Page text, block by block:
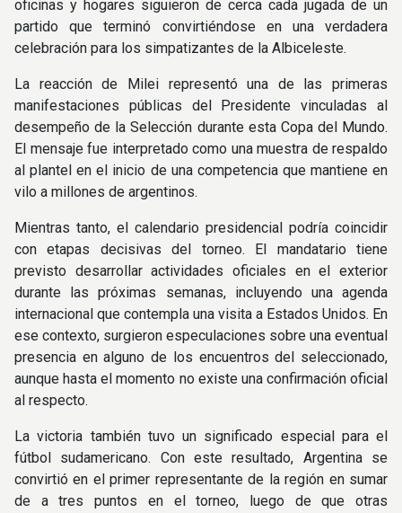
oficinas y hogares siguieron de cerca cada jugada de un
partido que terminó convirtiéndose en una verdadera
celebración para los simpatizantes de la Albiceleste.
La reacción de Milei representó una de las primeras
manifestaciones públicas del Presidente vinculadas al
desempeño de la Selección durante esta Copa del Mundo.
El mensaje fue interpretado como una muestra de respaldo
al plantel en el inicio de una competencia que mantiene en
vilo a millones de argentinos.
Mientras tanto, el calendario presidencial podría coincidir
con etapas decisivas del torneo. El mandatario tiene
previsto desarrollar actividades oficiales en el exterior
durante las próximas semanas, incluyendo una agenda
internacional que contempla una visita a Estados Unidos. En
ese contexto, surgieron especulaciones sobre una eventual
presencia en alguno de los encuentros del seleccionado,
aunque hasta el momento no existe una confirmación oficial
al respecto.
La victoria también tuvo un significado especial para el
fútbol sudamericano. Con este resultado, Argentina se
convirtió en el primer representante de la región en sumar
de a tres puntos en el torneo, luego de que otras